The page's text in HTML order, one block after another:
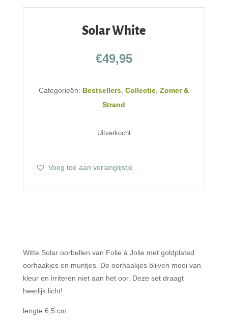
Solar White
€49,95
Categorieën: Bestsellers ,Collectie ,Zomer &
Strand
Uitverkocht
Voeg toe aan verlanglijstje
Witte Solar oorbellen van Folie à Jolie met goldplated
oorhaakjes en muntjes. De oorhaakjes blijven mooi van
kleur en irriteren niet aan het oor. Deze set draagt
heerlijk licht!
lengte 6,5 cm